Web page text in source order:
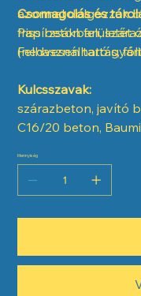
azonnal dolgozzuk
friss beton felületét
(nedvesen tartás,
Csomagolás és
Papírzsákban,
Felhasználható
Kulcsszavak:
szárazbeton, javító
C16/20 beton,
Mennyiség